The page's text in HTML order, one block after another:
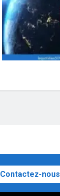
Contactez-nous